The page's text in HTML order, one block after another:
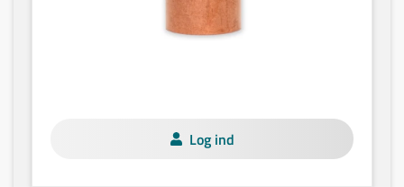
Log ind